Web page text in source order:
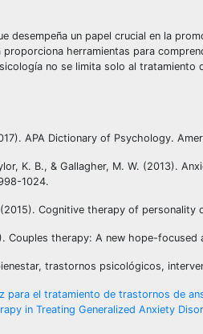
desempeña un papel crucial en la
herramientas para
no se limita solo al
APA Dictionary of Psychology.
K. B., & Gallagher, M. W. (2013).
1024.
Cognitive therapy of
Couples therapy: A new hope-focused
trastornos psicológicos,
para el tratamiento de trastornos de
in Treating Generalized Anxiety